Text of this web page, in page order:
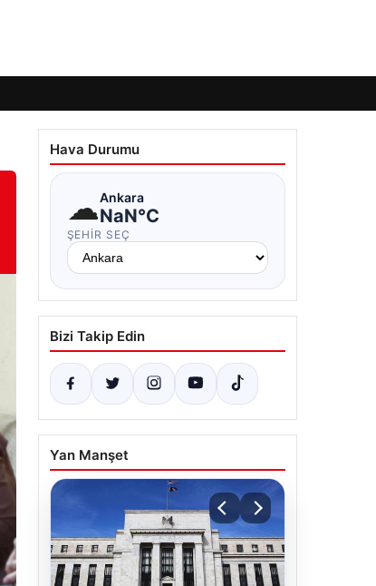
Hava Durumu
☁Ankara
NaN°C
ŞEHIR SEÇ
Bizi Takip Edin
Yan Manşet